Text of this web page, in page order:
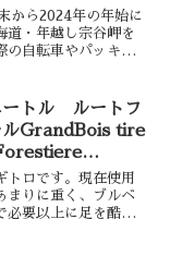
から2024年の年始に
道・年越し宗谷岬を
の自転車やパッキン
ジしてみてください!
ートル ルートフ
ルGrandBois tire
トロです。現在使用
まりに重く、ブルベ
必要以上に足を酷使